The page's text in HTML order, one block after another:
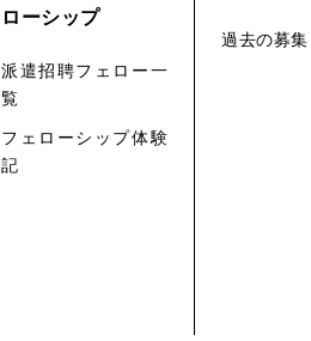
ローシップ
派遣招聘フェロー一
覧
フェローシップ体験
記
過去の募集